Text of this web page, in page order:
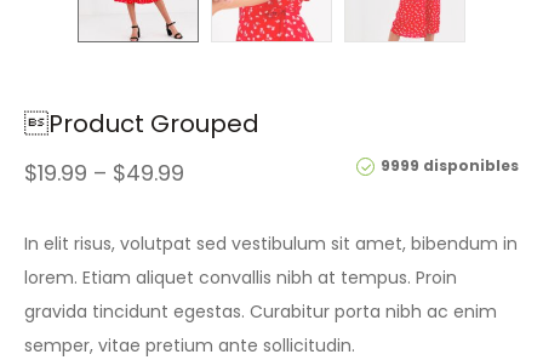
Product Grouped
9999 disponibles
$19.99 – $49.99
In elit risus, volutpat sed vestibulum sit amet, bibendum in
lorem. Etiam aliquet convallis nibh at tempus. Proin
gravida tincidunt egestas. Curabitur porta nibh ac enim
semper, vitae pretium ante sollicitudin.